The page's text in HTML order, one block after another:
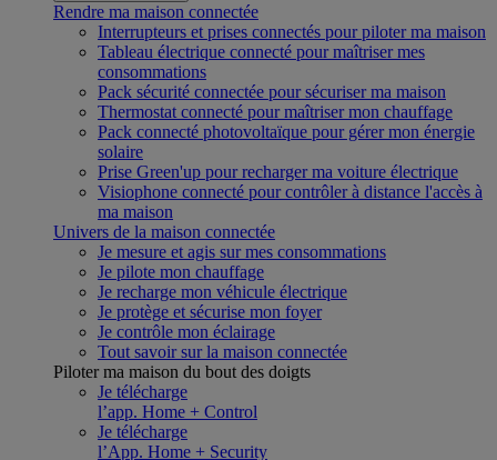
Rendre ma maison connectée
Interrupteurs et prises connectés pour piloter ma maison
Tableau électrique connecté pour maîtriser mes
consommations
Pack sécurité connectée pour sécuriser ma maison
Thermostat connecté pour maîtriser mon chauffage
Pack connecté photovoltaïque pour gérer mon énergie
solaire
Prise Green'up pour recharger ma voiture électrique
Visiophone connecté pour contrôler à distance l'accès à
ma maison
Univers de la maison connectée
Je mesure et agis sur mes consommations
Je pilote mon chauffage
Je recharge mon véhicule électrique
Je protège et sécurise mon foyer
Je contrôle mon éclairage
Tout savoir sur la maison connectée
Piloter ma maison du bout des doigts
Je télécharge
l’app. Home + Control
Je télécharge
l’App. Home + Security